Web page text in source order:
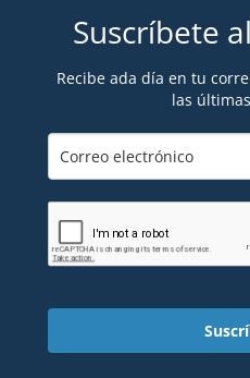
Suscríbete
Recibe ada día en tu
las